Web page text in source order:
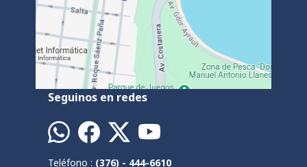
Seguinos en redes
Teléfono : (376) - 444-6610